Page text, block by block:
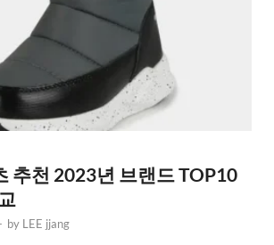
추천 2023년 브랜드 TOP10
by LEE jjang